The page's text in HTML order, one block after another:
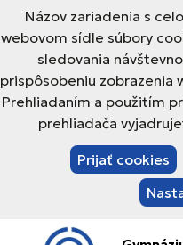
Názov zariadenia s
webovom sídle súbory
sledovania
prispôsobeniu zobrazenia
Prehliadaním a použitím
prehliadača
Prijať cookies